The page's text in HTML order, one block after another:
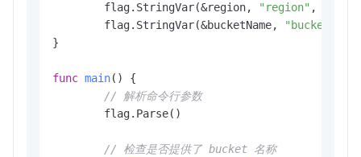
	flag.StringVar(&region,
"region" ,
	flag.StringVar(&bucketName,
"bucket"
}
func main()
{
// 解析命令行参数
// 检查是否提供了 bucket 名称